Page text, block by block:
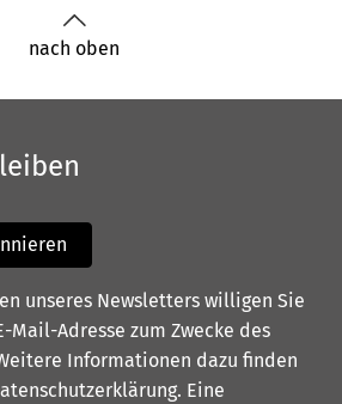
nach oben
unseres Newsletters willigen Sie
Mail-Adresse zum Zwecke des
Informationen dazu finden
. Eine